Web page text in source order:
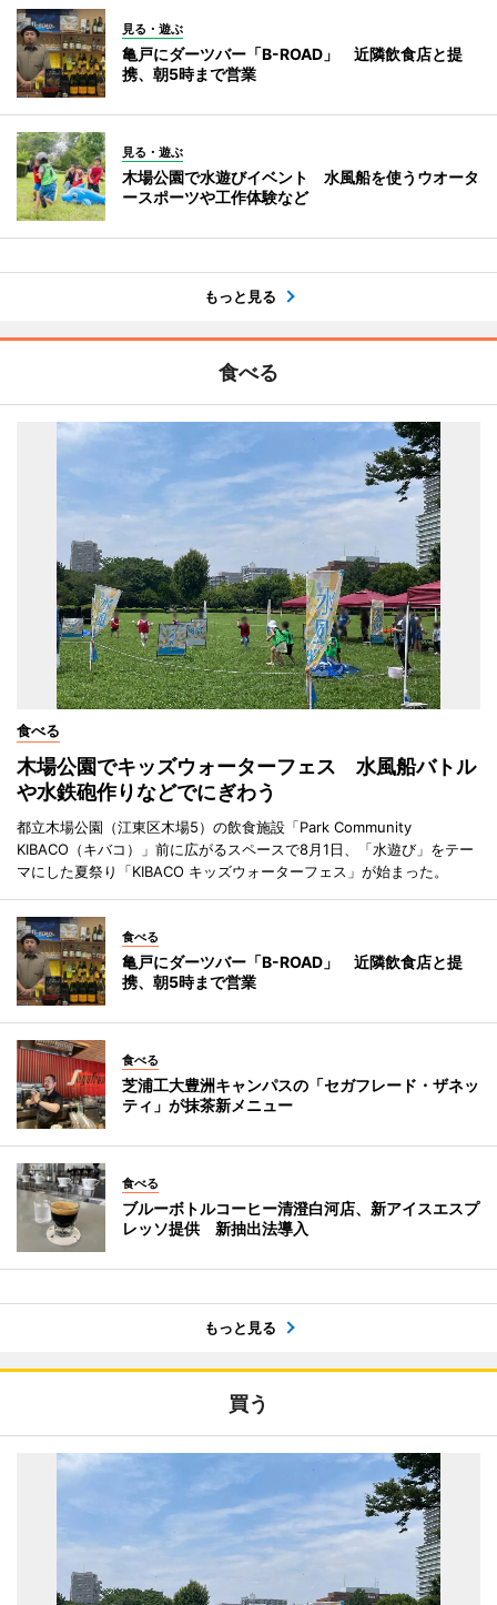
見る・遊ぶ
亀戸にダーツバー「B-ROAD」 近隣飲食店と提
携、朝5時まで営業
見る・遊ぶ
木場公園で水遊びイベント 水風船を使うウオータ
ースポーツや工作体験など
もっと見る
食べる
食べる
木場公園でキッズウォーターフェス 水風船バトル
や水鉄砲作りなどでにぎわう
都立木場公園（江東区木場5）の飲食施設「Park Community
KIBACO（キバコ）」前に広がるスペースで8月1日、「水遊び」をテー
マにした夏祭り「KIBACO キッズウォーターフェス」が始まった。
食べる
亀戸にダーツバー「B-ROAD」 近隣飲食店と提
携、朝5時まで営業
食べる
芝浦工大豊洲キャンパスの「セガフレード・ザネッ
ティ」が抹茶新メニュー
食べる
ブルーボトルコーヒー清澄白河店、新アイスエスプ
レッソ提供 新抽出法導入
もっと見る
買う